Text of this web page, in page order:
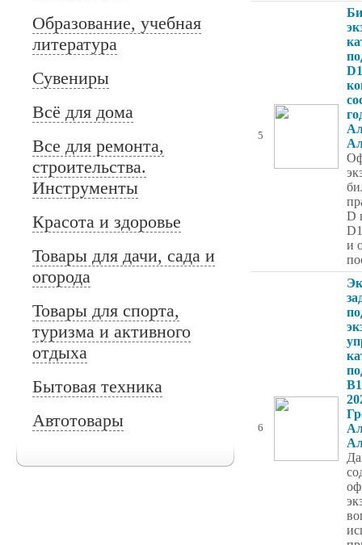
Образование, учебная
литература
Сувениры
Всё для дома
Все для ремонта,
строительства.
Инструменты
Красота и здоровье
Товары для дачи, сада и
огорода
Товары для спорта,
туризма и активного
отдыха
Бытовая техника
Автотовары
5
D
и
6